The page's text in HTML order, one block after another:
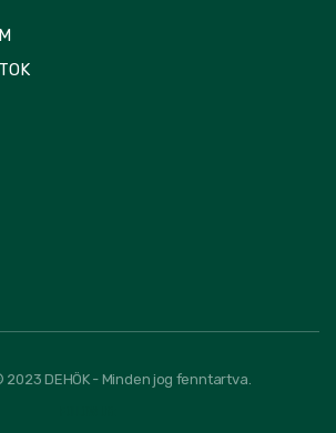
DEHÖK - Minden jog fenntartva.